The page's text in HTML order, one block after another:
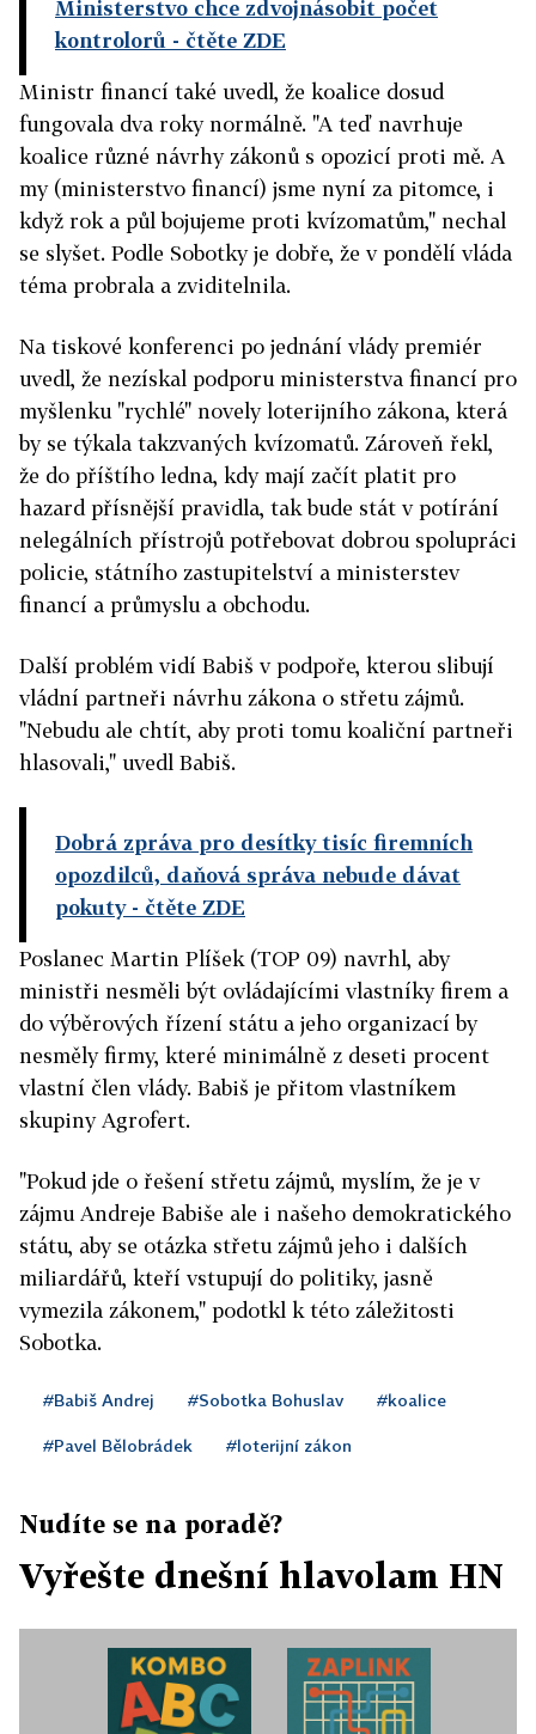
Ministerstvo chce zdvojnásobit počet
kontrolorů - čtěte ZDE
Ministr financí také uvedl, že koalice dosud
fungovala dva roky normálně. "A teď navrhuje
koalice různé návrhy zákonů s opozicí proti mě. A
my (ministerstvo financí) jsme nyní za pitomce, i
když rok a půl bojujeme proti kvízomatům," nechal
se slyšet. Podle Sobotky je dobře, že v pondělí vláda
téma probrala a zviditelnila.
Na tiskové konferenci po jednání vlády premiér
uvedl, že nezískal podporu ministerstva financí pro
myšlenku "rychlé" novely loterijního zákona, která
by se týkala takzvaných kvízomatů. Zároveň řekl,
že do příštího ledna, kdy mají začít platit pro
hazard přísnější pravidla, tak bude stát v potírání
nelegálních přístrojů potřebovat dobrou spolupráci
policie, státního zastupitelství a ministerstev
financí a průmyslu a obchodu.
Další problém vidí Babiš v podpoře, kterou slibují
vládní partneři návrhu zákona o střetu zájmů.
"Nebudu ale chtít, aby proti tomu koaliční partneři
hlasovali," uvedl Babiš.
Dobrá zpráva pro desítky tisíc firemních
opozdilců, daňová správa nebude dávat
pokuty- čtěte ZDE
Poslanec Martin Plíšek (TOP 09) navrhl, aby
ministři nesměli být ovládajícími vlastníky firem a
do výběrových řízení státu a jeho organizací by
nesměly firmy, které minimálně z deseti procent
vlastní člen vlády. Babiš je přitom vlastníkem
skupiny Agrofert.
"Pokud jde o řešení střetu zájmů, myslím, že je v
zájmu Andreje Babiše ale i našeho demokratického
státu, aby se otázka střetu zájmů jeho i dalších
miliardářů, kteří vstupují do politiky, jasně
vymezila zákonem," podotkl k této záležitosti
Sobotka.
#Babiš Andrej #Sobotka Bohuslav #koalice
#Pavel Bělobrádek #loterijní zákon
Nudíte se na poradě?
Vyřešte dnešní hlavolam HN